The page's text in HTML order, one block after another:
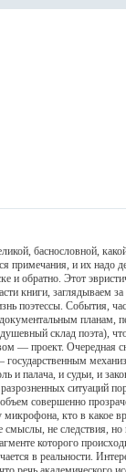
баснословной,
примечания, и их
Этот
книги, заглядываем
поэтессы. События,
планам,
склад поэта),
— проект. Очередная
палача, и судьи, и
ситуаций
совершенно
кто в какое
не следствия,
которого
в реальности.